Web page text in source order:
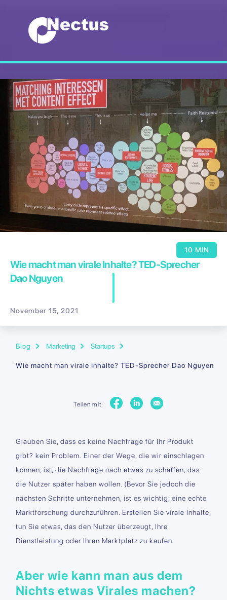
10 MIN
Wie macht man virale Inhalte? TED-Sprecher
Dao Nguyen
November 15, 2021
Blog Marketing Startups
Wie macht man virale Inhalte? TED-Sprecher Dao Nguyen
Teilen mit:
Glauben Sie, dass es keine Nachfrage für Ihr Produkt
gibt? kein Problem. Einer der Wege, die wir einschlagen
können, ist, die Nachfrage nach etwas zu schaffen, das
die Nutzer später haben wollen. (Bevor Sie jedoch die
nächsten Schritte unternehmen, ist es wichtig, eine echte
Marktforschung durchzuführen. Erstellen Sie virale Inhalte,
tun Sie etwas, das den Nutzer überzeugt, Ihre
Dienstleistung oder Ihren Marktplatz zu kaufen.
Aber wie kann man aus dem
Nichts etwas Virales machen?